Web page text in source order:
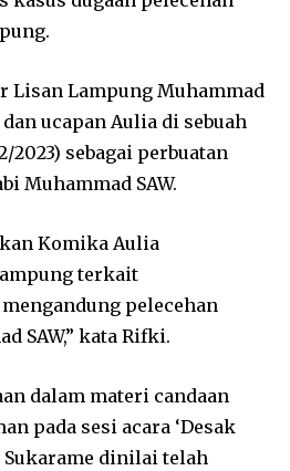
Lisan Lampung Muhammad
ucapan Aulia di sebuah
2023) sebagai perbuatan
Muhammad SAW.
Komika Aulia
terkait
pelecehan
SAW,” kata Rifki.
dalam materi candaan
pada sesi acara ‘Desak
Sukarame dinilai telah